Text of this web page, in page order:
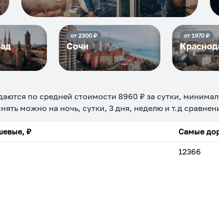
от 2300₽
Сочи
от 1970₽
по средней стоимости 8960 ₽ за сутки,
можно на ночь, сутки, 3 дня, неделю и т.д
₽ Самые
12366